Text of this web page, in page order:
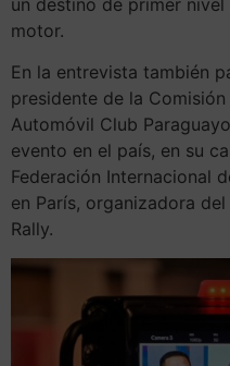
motor.
En la entrevista también
presidente de la
Automóvil Club
evento en el país, en su
Federación Internacional
en París, organizadora
Rally.